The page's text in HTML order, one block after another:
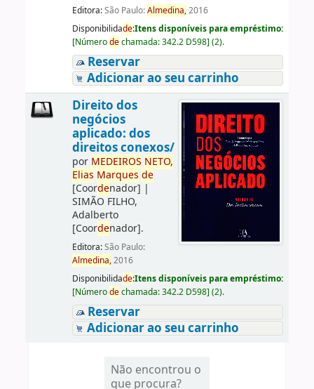
Editora:São Paulo:Almedina,2016
Disponibilidade:Itens disponíveis para empréstimo:
[Númerodechamada:342.2 D598] (2).
Reservar
Adicionar ao seu carrinho
Direito dos
negócios
aplicado: dos
direitos conexos/
por MEDEIROS NETO,
Elias Marques de
[Coordenador] |
SIMÃO FILHO,
Adalberto
[Coordenador].
Editora:São Paulo:
Almedina,2016
Disponibilidade:Itens disponíveis para empréstimo:
[Númerodechamada:342.2 D598] (2).
Reservar
Adicionar ao seu carrinho
Não encontrou o
que procura?